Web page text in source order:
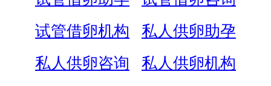
试管借卵机构
私人供卵助孕
私人供卵咨询
私人供卵机构